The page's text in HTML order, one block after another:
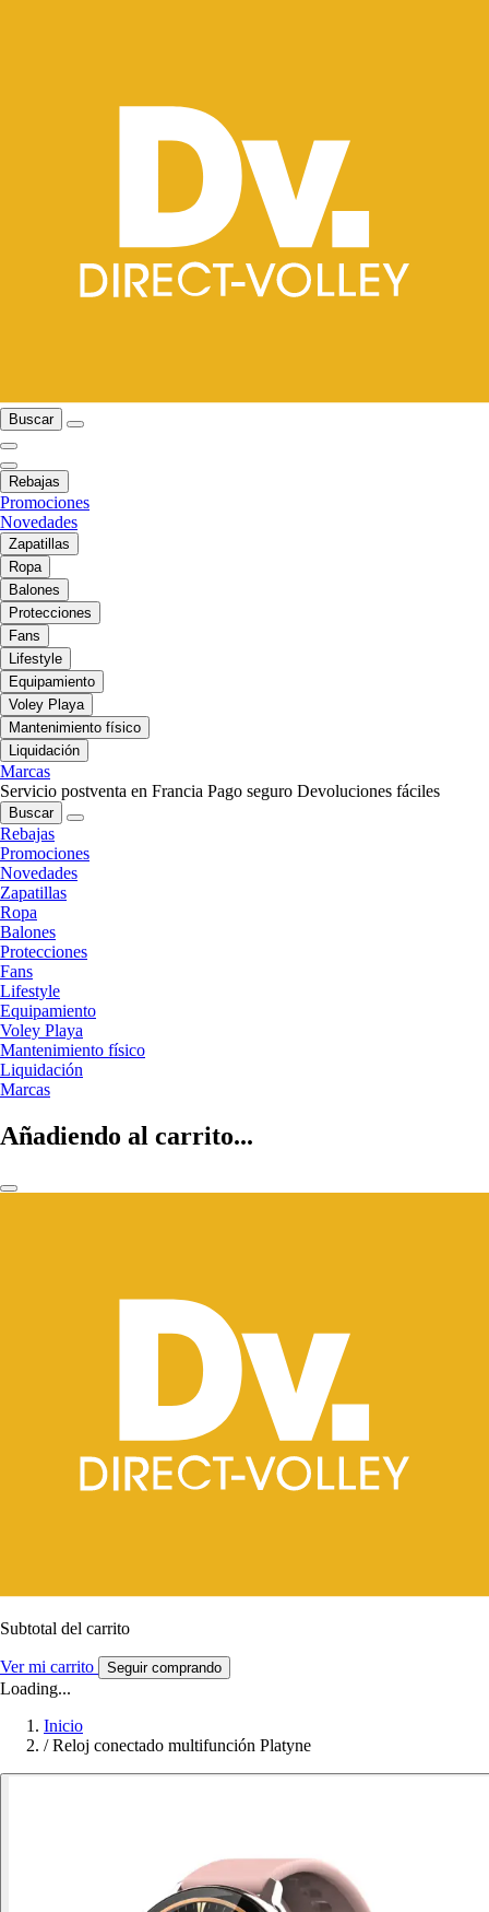
Buscar
Rebajas
Promociones
Novedades
Zapatillas
Ropa
Balones
Protecciones
Fans
Lifestyle
Equipamiento
Voley Playa
Mantenimiento físico
Liquidación
Marcas
Servicio postventa en Francia Pago seguro Devoluciones fáciles
Buscar
Rebajas
Promociones
Novedades
Zapatillas
Ropa
Balones
Protecciones
Fans
Lifestyle
Equipamiento
Voley Playa
Mantenimiento físico
Liquidación
Marcas
Añadiendo al carrito...
Subtotal del carrito
Ver mi carrito Seguir comprando
Loading...
Inicio
/ Reloj conectado multifunción Platyne